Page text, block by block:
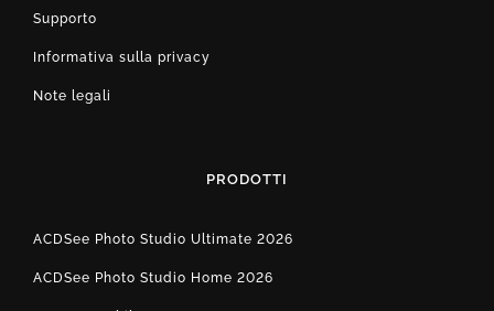
Supporto
Informativa sulla privacy
Note legali
PRODOTTI
ACDSee Photo Studio Ultimate 2026
ACDSee Photo Studio Home 2026